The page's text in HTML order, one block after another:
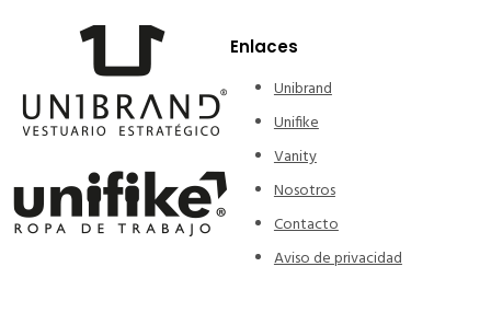
Enlaces
Unibrand
Unifike
Vanity
Nosotros
Contacto
Aviso de privacidad